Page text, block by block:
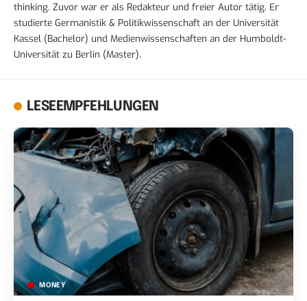
thinking. Zuvor war er als Redakteur und freier Autor tätig. Er
studierte Germanistik & Politikwissenschaft an der Universität
Kassel (Bachelor) und Medienwissenschaften an der Humboldt-
Universität zu Berlin (Master).
LESEEMPFEHLUNGEN
MONEY